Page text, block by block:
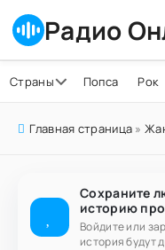
Радио
Страны Попса Рок
Главная страница »
Сохраните
историю
Войдите или
история будут